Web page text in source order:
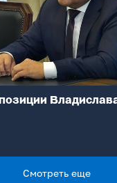
Смотреть еще